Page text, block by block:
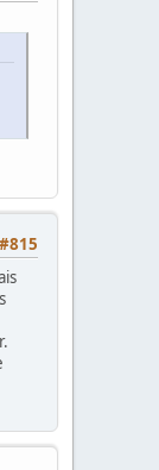
#815